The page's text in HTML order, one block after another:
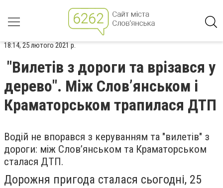
18:14, 25 лютого 2021 р.
"Вилетів з дороги та врізався у
дерево". Між Слов’янськом і
Краматорськом трапилася ДТП
Водій не впорався з керуванням та "вилетів" з
дороги: між Слов’янськом та Краматорськом
сталася ДТП.
Дорожня пригода сталася сьогодні, 25